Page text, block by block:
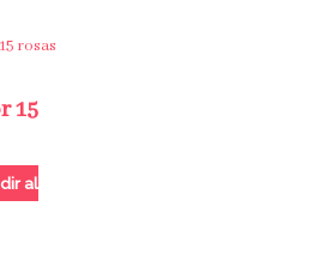
15
al